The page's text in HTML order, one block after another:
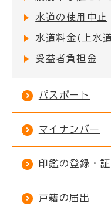
水道の使用中止
受益者負担金
パスポート
マイナンバー
印鑑の登録・証
戸籍の届出